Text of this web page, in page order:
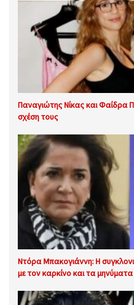
Παναγιώτης Νίκας και Φαίδρα
σχέση τους
Ντόρα Μπακογιάννη: Η
με τον καρκίνο και τα μηνύματα